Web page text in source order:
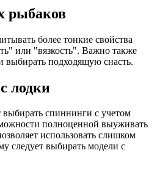
рыбаков
более тонкие свойства
или "вязкость". Важно также
выбирать подходящую снасть.
лодки
выбирать спиннинги с учетом
полноценной выуживать
использовать слишком
следует выбирать модели с